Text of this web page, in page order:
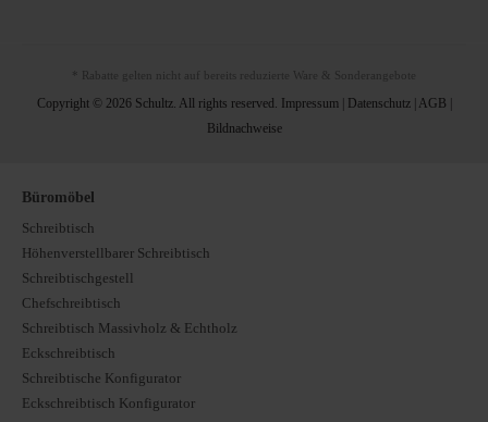
* Rabatte gelten nicht auf bereits reduzierte Ware & Sonderangebote
Copyright © 2026 Schultz. All rights reserved. Impressum| Datenschutz| AGB
Bildnachweise
Büromöbel
Schreibtisch
Höhenverstellbarer Schreibtisch
Schreibtischgestell
Chefschreibtisch
Schreibtisch Massivholz & Echtholz
Eckschreibtisch
Schreibtische Konfigurator
Eckschreibtisch Konfigurator